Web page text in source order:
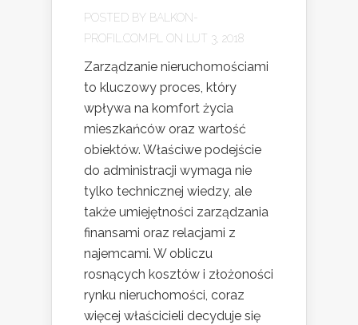
POSTED BY BALKON-
PROFIL.COM.PL
ON LUT 3, 2018
Zarządzanie nieruchomościami
to kluczowy proces, który
wpływa na komfort życia
mieszkańców oraz wartość
obiektów. Właściwe podejście
do administracji wymaga nie
tylko technicznej wiedzy, ale
także umiejętności zarządzania
finansami oraz relacjami z
najemcami. W obliczu
rosnących kosztów i złożoności
rynku nieruchomości, coraz
więcej właścicieli decyduje się